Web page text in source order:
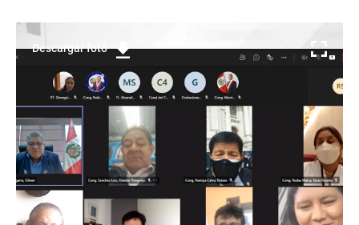
Descargar foto